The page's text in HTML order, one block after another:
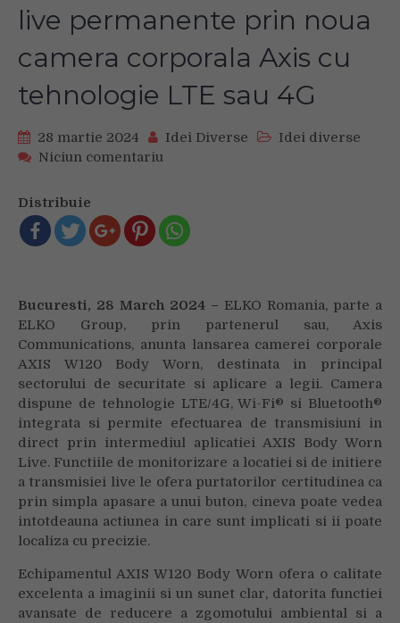
live permanente prin noua
camera corporala Axis cu
tehnologie LTE sau 4G
28 martie 2024 Idei Diverse
Idei diverse
Niciun comentariu
Transmisii
live
permanente
camera
corporala
Axis
cu
tehnologie
LTE
sau
4G
Distribuie
Bucuresti, 28 March 2024 – ELKO Romania, parte a
ELKO Group, prin partenerul sau, Axis
Communications, anunta lansarea camerei corporale
AXIS W120 Body Worn, destinata in principal
sectorului de securitate si aplicare a legii. Camera
dispune de tehnologie LTE/4G, Wi-Fi® si Bluetooth®
integrata si permite efectuarea de transmisiuni in
direct prin intermediul aplicatiei AXIS Body Worn
Live. Functiile de monitorizare a locatiei si de initiere
a transmisiei live le ofera purtatorilor certitudinea ca
prin simpla apasare a unui buton, cineva poate vedea
intotdeauna actiunea in care sunt implicati si ii poate
localiza cu precizie.
Echipamentul AXIS W120 Body Worn ofera o calitate
excelenta a imaginii si un sunet clar, datorita functiei
avansate de reducere a zgomotului ambiental si a